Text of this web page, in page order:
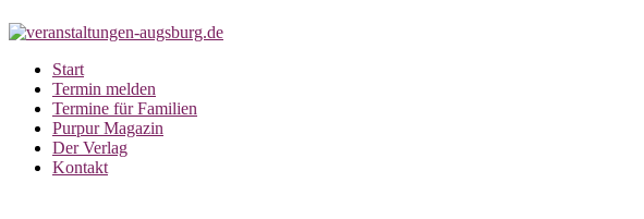
Inhalt
Start
Termin melden
Termine für Familien
Purpur Magazin
Der Verlag
Kontakt